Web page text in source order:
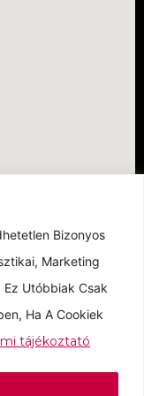
Bizonyos
Marketing
Ez Utóbbiak Csak
Ha A Cookiek
tájékoztató